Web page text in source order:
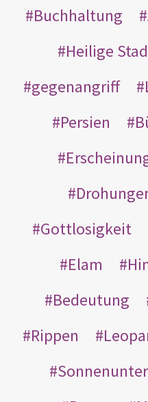
Buchhaltung
Heilige
gegenangriff
Persien
Gottlosigkeit
Elam
Bedeutung
Rippen